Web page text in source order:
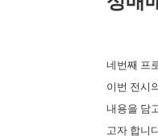
네번째 프
이번 전시
내용을 담
고자 합니